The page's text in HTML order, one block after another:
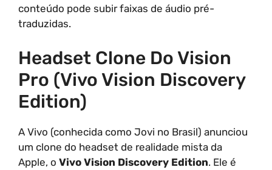
conteúdo pode subir faixas de áudio pré-
traduzidas.
Headset Clone Do Vision
Pro (Vivo Vision Discovery
Edition)
A Vivo (conhecida como Jovi no Brasil) anunciou
um clone do headset de realidade mista da
Apple, o Vivo Vision Discovery Edition. Ele é